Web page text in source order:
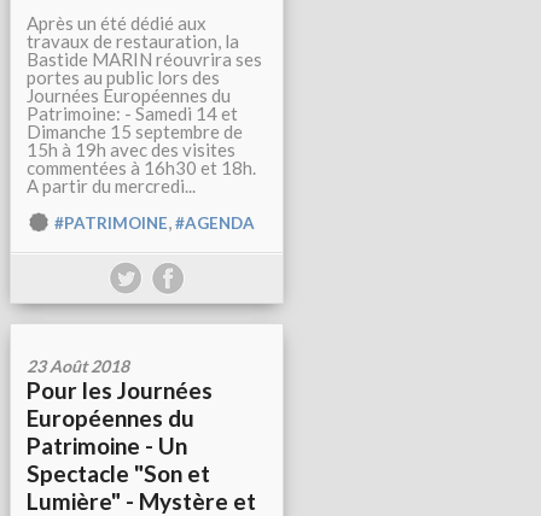
Après un été dédié aux
travaux de restauration, la
Bastide MARIN réouvrira ses
portes au public lors des
Journées Européennes du
Patrimoine: - Samedi 14 et
Dimanche 15 septembre de
15h à 19h avec des visites
commentées à 16h30 et 18h.
A partir du mercredi...
#PATRIMOINE,#AGENDA
23 Août 2018
Pour les Journées
Européennes du
Patrimoine - Un
Spectacle "Son et
Lumière" - Mystère et